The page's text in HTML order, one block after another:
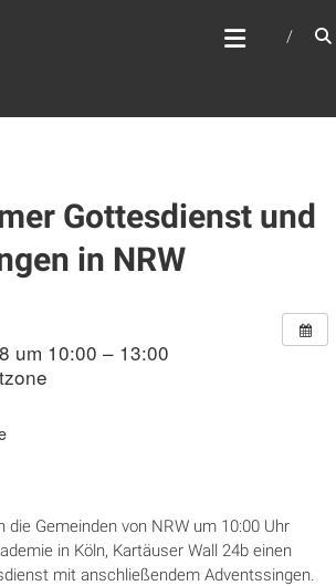
JESU
Gottesdienst und
in NRW
um 10:00 – 13:00
die Gemeinden von NRW um 10:00 Uhr
in Köln, Kartäuser Wall 24b einen
mit anschließendem Adventssingen.